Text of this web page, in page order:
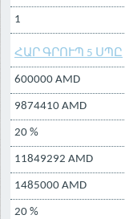
1
ՀԱՐ ԳՐՈՒՊ 5 ՍՊԸ
600000 AMD
9874410 AMD
20 %
11849292 AMD
1485000 AMD
20 %